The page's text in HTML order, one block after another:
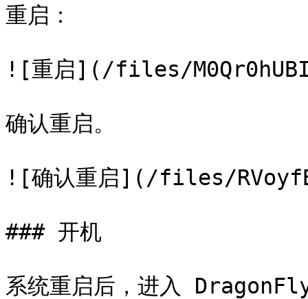
重启：
![重启](/files/
确认重启。
![确认重启](/files/
### 开机
系统重启后，进入